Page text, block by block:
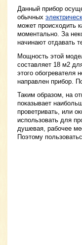
Данный прибор
обычных
может происходить
моментально. За
начинают отдавать
Мощность этой
составляет 18 м2
этого обогревателя
направлен прибор.
Таким образом, на
показывает
проветривать, или
использовать для
душевая, рабочее
Поэтому